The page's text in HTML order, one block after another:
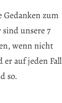
zum
unsere 7
wenn nicht
er auf jeden Fall
so.